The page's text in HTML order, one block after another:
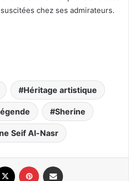
chez ses admirateurs.
Héritage artistique
Sherine
Seif Al-Nasr